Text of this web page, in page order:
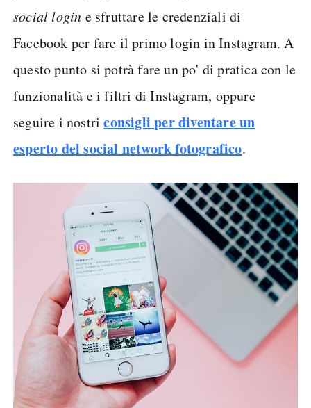
social login e sfruttare le credenziali di
Facebook per fare il primo login in Instagram. A
questo punto si potrà fare un po' di pratica con le
funzionalità e i filtri di Instagram, oppure
seguire i nostriconsigli per diventare un
esperto del social network fotografico.